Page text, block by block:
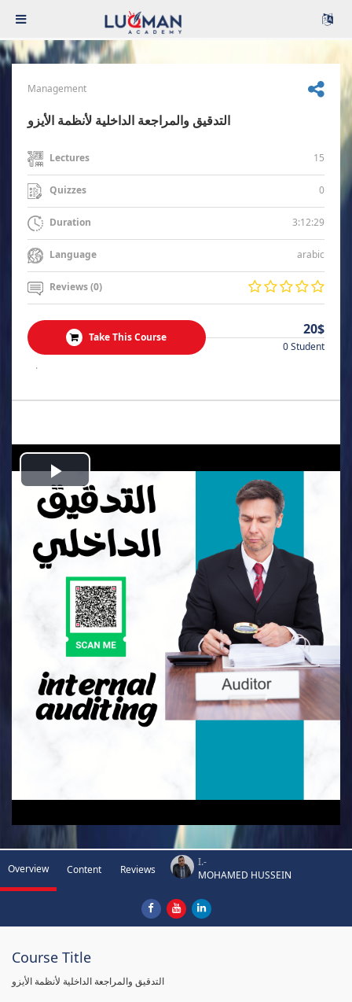
Management
التدقيق والمراجعة الداخلية لأنظمة الأيزو
Lectures 15
Quizzes 0
Duration 3:12:29
Language arabic
Reviews (0)
Take This Course 20$
0 Student
.
Play
Video
Overview Content Reviews
I.-
MOHAMED HUSSEIN
Course Title
التدقيق والمراجعة الداخلية لأنظمة الأيزو